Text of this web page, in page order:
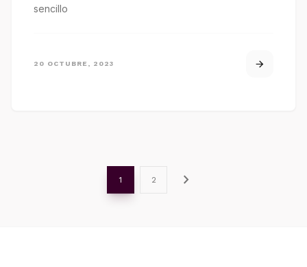
sencillo
20 OCTUBRE, 2023
1 2 chevron_right